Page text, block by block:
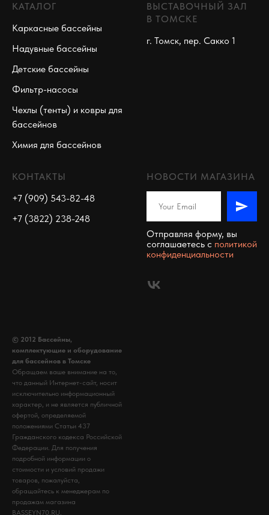
КАТАЛОГ
Каркасные бассейны
Надувные бассейны
Детские бассейны
Фильтр-насосы
Чехлы (тенты) и ковры для
бассейнов
Химия для бассейнов
ВЫСТАВОЧНЫЙ ЗАЛ
В ТОМСКЕ
г. Томск, пер. Сакко 1
КОНТАКТЫ
+7 (909) 543-82-48
+7 (3822) 238-248
НОВОСТИ МАГАЗИНА
Отправляя форму, вы
соглашаетесь c политикой
конфиденциальности
© 2012 Бассейны,
комплектующие и оборудование
для бассейнов в Томске
Обращаем ваше внимание на то,
что данный Интернет-сайт, носит
исключительно информационный
характер, и не является публичной
офертой, определяемой
положениями Статьи 437
Гражданского кодекса Российской
Федерации. Для получения
подробной информации о
стоимости и условий продажи
товаров, пожалуйста,
обращайтесь к менеджерам по
продажам магазина
BASSEYN70.RU.